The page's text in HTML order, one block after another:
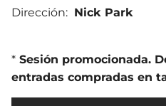
Dirección: Nick Park
* Sesión promocionada.
entradas compradas en